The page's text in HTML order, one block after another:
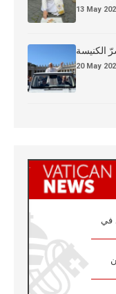
13 May
الكنيسة
20 May
في